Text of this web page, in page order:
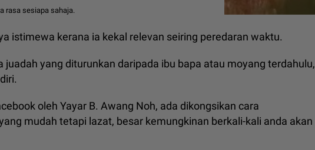
rasa sesiapa sahaja.
istimewa kerana ia kekal relevan seiring peredaran waktu.
yang diturunkan daripada ibu bapa atau moyang terdahulu,
oleh Yayar B. Awang Noh, ada dikongsikan cara
mudah tetapi lazat, besar kemungkinan berkali-kali anda akan